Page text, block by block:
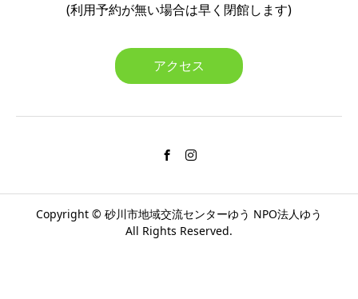
(利用予約が無い場合は早く閉館します)
アクセス
Copyright © 砂川市地域交流センターゆう NPO法人ゆう
All Rights Reserved.